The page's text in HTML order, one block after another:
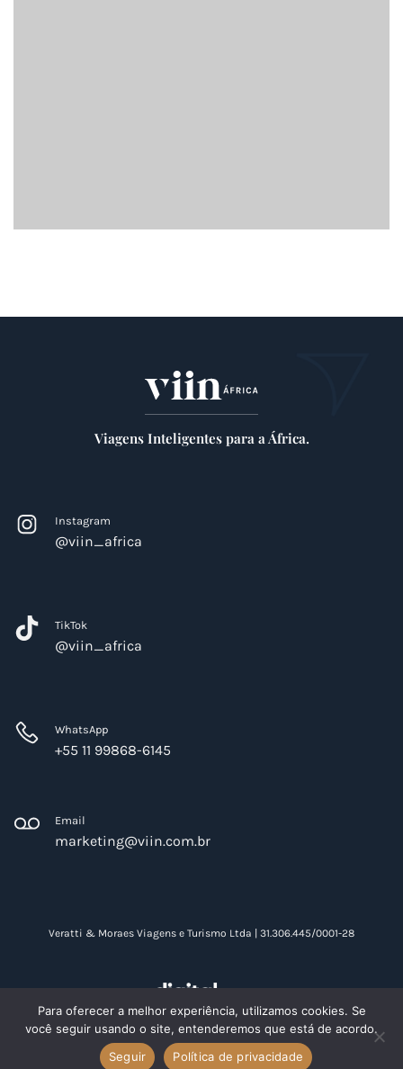
Viagens Inteligentes para a África.
Instagram
@viin_africa
TikTok
@viin_africa
WhatsApp
+55 11 99868-6145
Email
marketing@viin.com.br
Veratti & Moraes Viagens e Turismo Ltda | 31.306.445/0001-28
Criação de sites
Para oferecer a melhor experiência, utilizamos cookies. Se
você seguir usando o site, entenderemos que está de acordo.
Seguir
Política de privacidade